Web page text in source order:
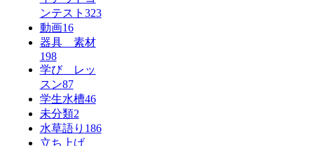
ンテスト 323
動画16
器具 素材
198
学び レッ
スン87
学生水槽46
未分類2
水草語り 186
立ち上げ